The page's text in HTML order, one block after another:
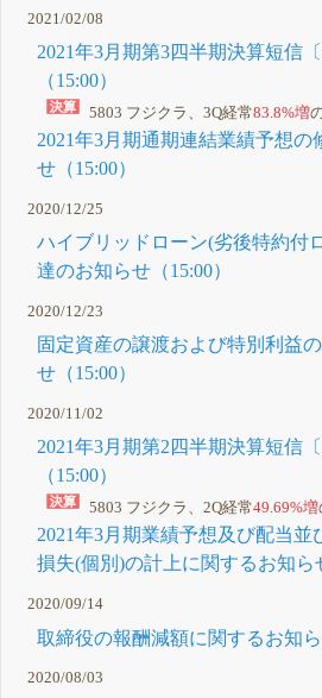
2021/02/08
2021年3月期第3四半期決算短信
（15:00）
5803 フジクラ、3Q経常83.8%増
2021年3月期通期連結業績予想の
せ（15:00）
2020/12/25
ハイブリッドローン(劣後特約付
達のお知らせ（15:00）
2020/12/23
固定資産の譲渡および特別利益
せ（15:00）
2020/11/02
2021年3月期第2四半期決算短信
（15:00）
5803 フジクラ、2Q経常49.69%増
2021年3月期業績予想及び配当並
損失(個別)の計上に関するお知ら
2020/09/14
取締役の報酬減額に関するお知ら
2020/08/03